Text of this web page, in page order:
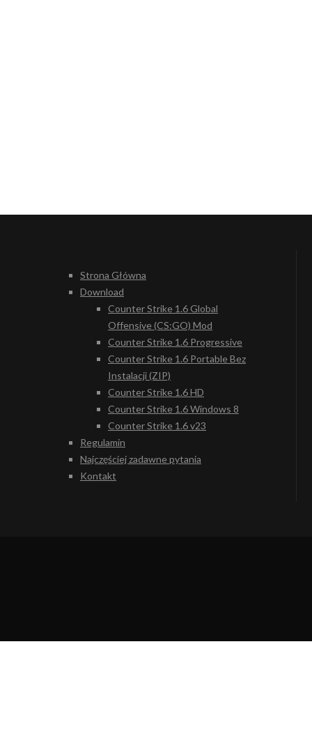
Strona Główna
Download
Counter Strike 1.6 Global
Offensive (CS:GO) Mod
Counter Strike 1.6 Progressive
Counter Strike 1.6 Portable Bez
Instalacji (ZIP)
Counter Strike 1.6 HD
Counter Strike 1.6 Windows 8
Counter Strike 1.6 v23
Regulamin
Najczęściej zadawne pytania
Kontakt